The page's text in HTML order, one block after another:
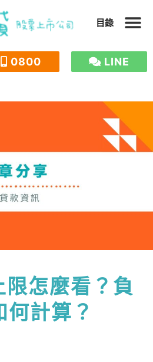
目錄
0800 LINE
怎麼看？負
計算？